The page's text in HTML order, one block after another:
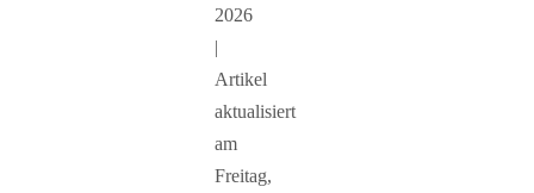
2026
|
Artikel
aktualisiert
am
Freitag,